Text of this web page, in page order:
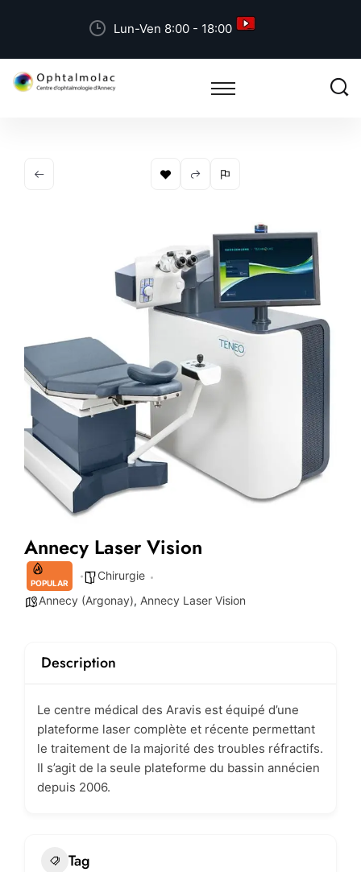
Lun-Ven 8:00 - 18:00
Annecy Laser Vision
POPULAR
Chirurgie
Annecy (Argonay), Annecy Laser Vision
Description
Le centre médical des Aravis est équipé d’une
plateforme laser complète et récente permettant
le traitement de la majorité des troubles réfractifs.
Il s’agit de la seule plateforme du bassin annécien
depuis 2006.
Tag